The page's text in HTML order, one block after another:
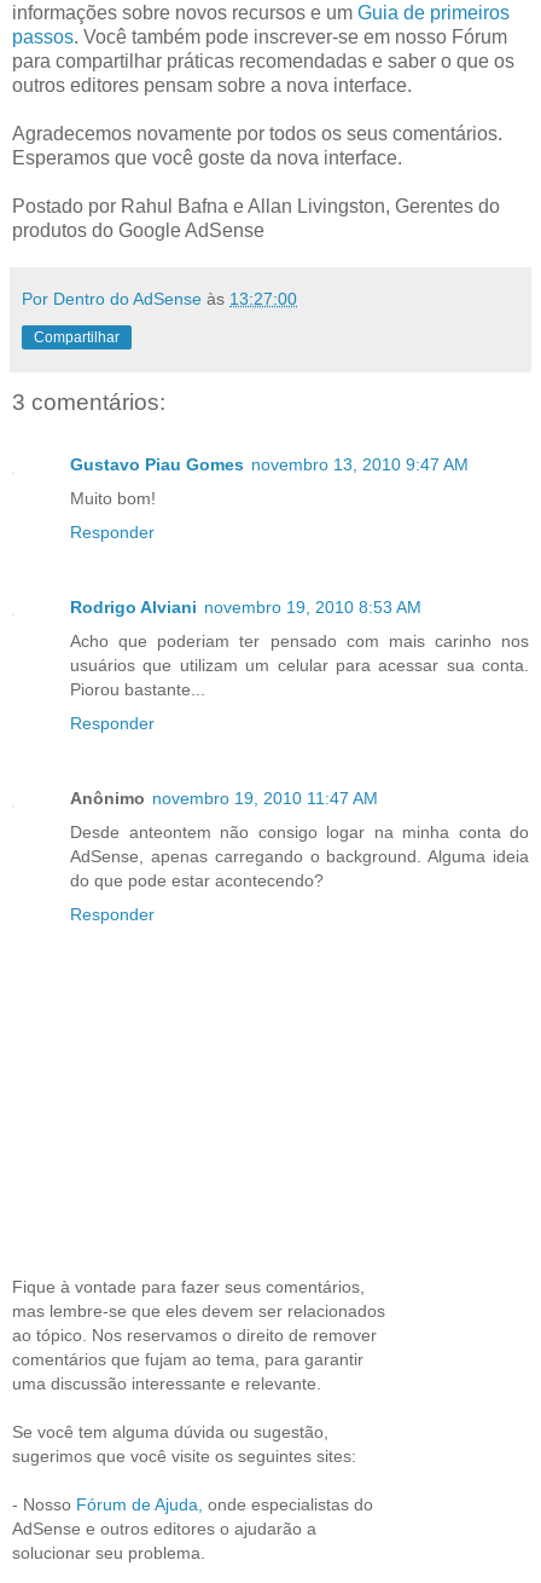
informações sobre novos recursos e um Guia de primeiros
passos. Você também pode inscrever-se em nosso Fórum
para compartilhar práticas recomendadas e saber o que os
outros editores pensam sobre a nova interface.
Agradecemos novamente por todos os seus comentários.
Esperamos que você goste da nova interface.
Postado por Rahul Bafna e Allan Livingston, Gerentes do
produtos do Google AdSense
Por Dentro do AdSense às 13:27:00
Compartilhar
3 comentários:
Gustavo Piau Gomes novembro 13, 2010 9:47 AM
Muito bom!
Responder
Rodrigo Alviani novembro 19, 2010 8:53 AM
Acho que poderiam ter pensado com mais carinho nos
usuários que utilizam um celular para acessar sua conta.
Piorou bastante...
Responder
Anônimo novembro 19, 2010 11:47 AM
Desde anteontem não consigo logar na minha conta do
AdSense, apenas carregando o background. Alguma ideia
do que pode estar acontecendo?
Responder
Fique à vontade para fazer seus comentários,
mas lembre-se que eles devem ser relacionados
ao tópico. Nos reservamos o direito de remover
comentários que fujam ao tema, para garantir
uma discussão interessante e relevante.
Se você tem alguma dúvida ou sugestão,
sugerimos que você visite os seguintes sites:
- Nosso Fórum de Ajuda, onde especialistas do
AdSense e outros editores o ajudarão a
solucionar seu problema.